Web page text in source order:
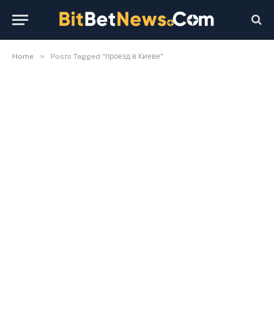
Home » Posts Tagged "проезд в Киеве"